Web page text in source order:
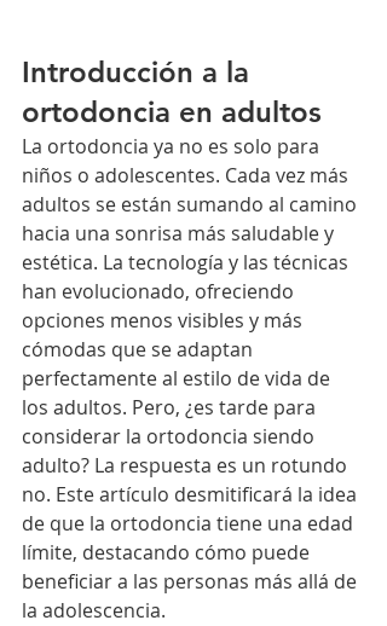
Introducción a la
ortodoncia en adultos
La ortodoncia ya no es solo para
niños o adolescentes. Cada vez más
adultos se están sumando al camino
hacia una sonrisa más saludable y
estética. La tecnología y las técnicas
han evolucionado, ofreciendo
opciones menos visibles y más
cómodas que se adaptan
perfectamente al estilo de vida de
los adultos. Pero, ¿es tarde para
considerar la ortodoncia siendo
adulto? La respuesta es un rotundo
no. Este artículo desmitificará la idea
de que la ortodoncia tiene una edad
límite, destacando cómo puede
beneficiar a las personas más allá de
la adolescencia.